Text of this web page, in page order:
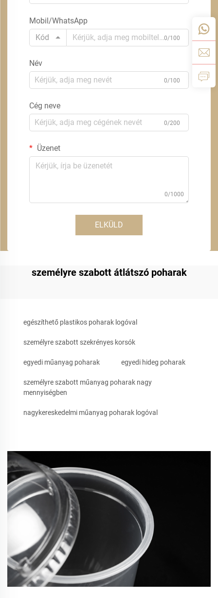
Mobil/WhatsApp
Kód
0/100
Név
0/100
Cég neve
0/200
Üzenet
0/1000
ELKÜLD
személyre szabott átlátszó poharak
egészíthető plastikos poharak logóval
személyre szabott szekrényes korsók
egyedi műanyag poharak egyedi hideg poharak
személyre szabott műanyag poharak nagy
mennyiségben
nagykereskedelmi műanyag poharak logóval